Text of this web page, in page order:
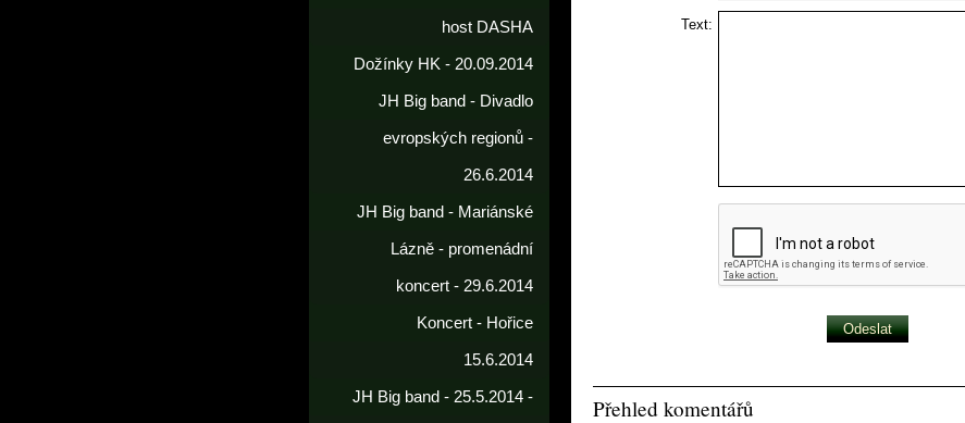
Text:
Přehled komentářů
host DASHA
Dožínky HK - 20.09.2014
JH Big band - Divadlo
evropských regionů -
26.6.2014
JH Big band - Mariánské
Lázně - promenádní
koncert - 29.6.2014
Koncert - Hořice
15.6.2014
JH Big band - 25.5.2014 -